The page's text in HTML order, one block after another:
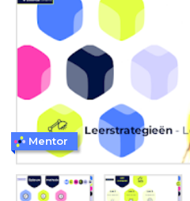
Mentor